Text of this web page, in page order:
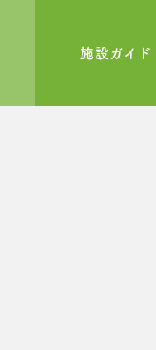
施設ガイド